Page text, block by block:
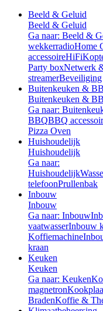
Beeld & Geluid
Beeld & Geluid
Ga naar: Beeld &
wekkerradioHome
accessoireHiFi
Party boxNetwerk
streamerBeveiliging
Buitenkeuken &
Buitenkeuken &
Ga naar:
BBQBBQ
Pizza Oven
Huishoudelijk
Huishoudelijk
Ga naar:
Huishoudelijk
telefoonPrullenbak
Inbouw
Inbouw
Ga naar: Inbouw
vaatwasserInbouw
Koffiemachine
kraan
Keuken
Keuken
Ga naar: Keuken
magnetron
BradenKoffie &